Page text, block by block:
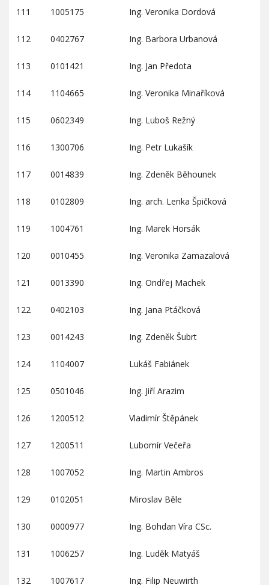
111 1005175 Ing. Veronika Dordová
112 0402767 Ing. Barbora Urbanová
113 0101421 Ing. Jan Předota
114 1104665 Ing. Veronika Minaříková
115 0602349 Ing. Luboš Režný
116 1300706 Ing. Petr Lukašík
117 0014839 Ing. Zdeněk Běhounek
118 0102809 Ing. arch. Lenka Špičková
119 1004761 Ing. Marek Horsák
120 0010455 Ing. Veronika Zamazalová
121 0013390 Ing. Ondřej Machek
122 0402103 Ing. Jana Ptáčková
123 0014243 Ing. Zdeněk Šubrt
124 1104007 Lukáš Fabiánek
125 0501046 Ing. Jiří Arazim
126 1200512 Vladimír Štěpánek
127 1200511 Lubomír Večeřa
128 1007052 Ing. Martin Ambros
129 0102051 Miroslav Běle
130 0000977 Ing. Bohdan Víra CSc.
131 1006257 Ing. Luděk Matyáš
132 1007617 Ing. Filip Neuwirth